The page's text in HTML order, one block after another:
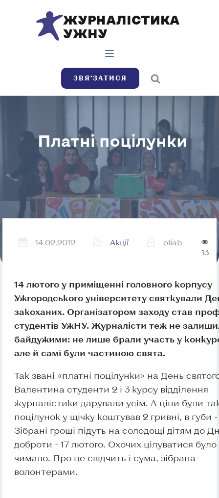
ЖУРНАЛІСТИКА
УЖНУ
ЗВЯ’ЗАТИСЯ
Платні поцілунки
14.02.2012 Акції
oliab
13
14 лютого у приміщенні головного корпусу
Ужгородського університету святкували
закоханих. Організатором заходу став
студентів УжНУ. Журналісти теж не
байдужими: не лише брали участь у
але й самі були частиною свята.
Так звані «платні поцілунки» на День
Валентина студенти 2 і 3 курсу відділення
журналістики дарували усім. А ціни були
поцілунок у щічку коштував 2 гривні, в губи
Зібрані гроші підуть на солодощі дітям до
доброти - 17 лютого. Охочих цілуватися було
чимало. Про це свідчить і сума, зібрана
волонтерами.